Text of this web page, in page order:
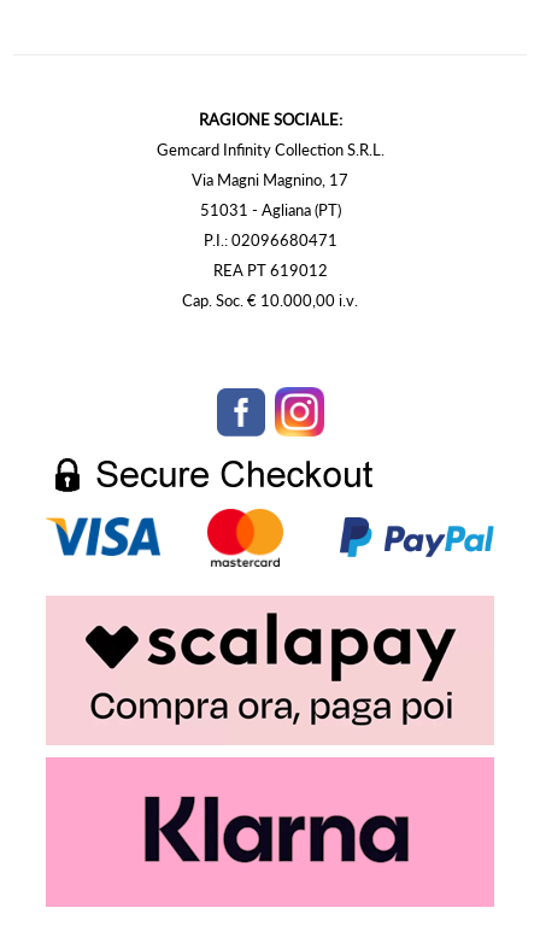
RAGIONE SOCIALE:
Gemcard Infinity Collection S.R.L.
Via Magni Magnino, 17
51031 - Agliana (PT)
P.I.: 02096680471
REA PT 619012
Cap. Soc. € 10.000,00 i.v.